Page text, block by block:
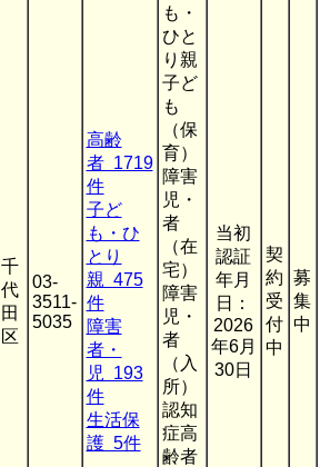
千
代
田
区
03-
3511-
5035
高齢
者 1719
件
子ど
も・ひ
とり
親 475
件
障害
者・
児 193
件
生活保
護 5件
も・
ひと
り親
子ど
も
（保
育）
障害
児・
者
（在
宅）
障害
児・
者
（入
所）
認知
症高
齢者
当初
認証
年月
日：
2026
年6月
30日
契
約
受
付
中
募
集
中